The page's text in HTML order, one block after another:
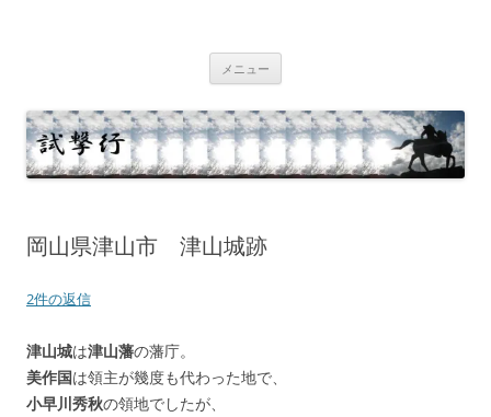
キ
ッ
プ
メニュー
岡山県津山市 津山城跡
2件の返信
津山城は津山藩の藩庁。
美作国は領主が幾度も代わった地で、
小早川秀秋の領地でしたが、